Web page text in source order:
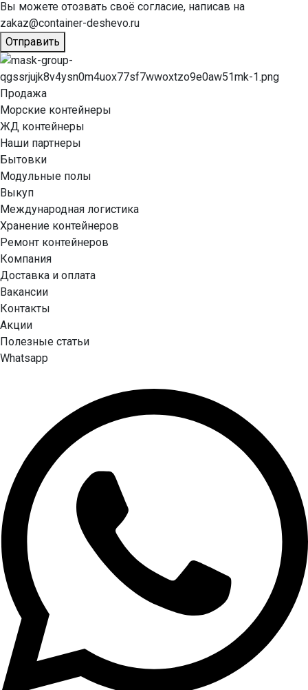
Вы можете отозвать своё согласие, написав на
zakaz@container-deshevo.ru
Отправить
Продажа
Морские контейнеры
ЖД контейнеры
Наши партнеры
Бытовки
Модульные полы
Выкуп
Международная логистика
Хранение контейнеров
Ремонт контейнеров
Компания
Доставка и оплата
Вакансии
Контакты
Акции
Полезные статьи
Whatsapp